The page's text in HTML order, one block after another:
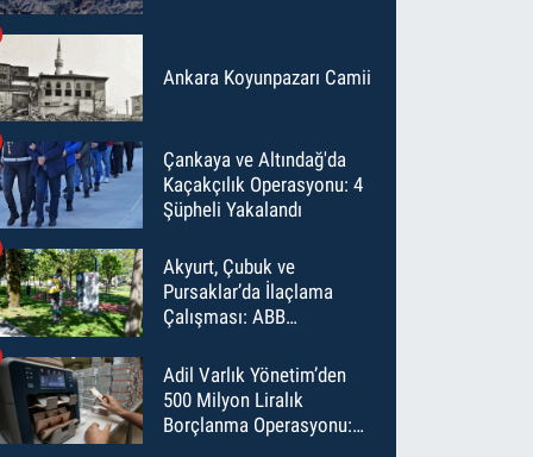
Ankara Koyunpazarı Camii
Çankaya ve Altındağ'da
Kaçakçılık Operasyonu: 4
Şüpheli Yakalandı
Akyurt, Çubuk ve
Pursaklar’da İlaçlama
Çalışması: ABB
İlaçladı
Adil Varlık Yönetim’den
500 Milyon Liralık
Borçlanma Operasyonu: